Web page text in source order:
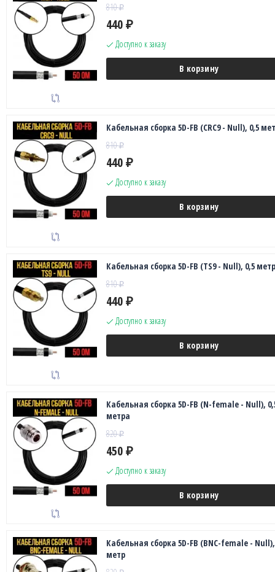
810₽
440 ₽
Доступно к заказу
В корзину
Кабельная сборка 5D-FB (CRC9 - Null), 0,5
810₽
440 ₽
Доступно к заказу
В корзину
Кабельная сборка 5D-FB (TS9 - Null), 0,5
810₽
440 ₽
Доступно к заказу
В корзину
Кабельная сборка 5D-FB (N-female - Null),
метра
820₽
450 ₽
Доступно к заказу
В корзину
Кабельная сборка 5D-FB (BNC-female -
метр